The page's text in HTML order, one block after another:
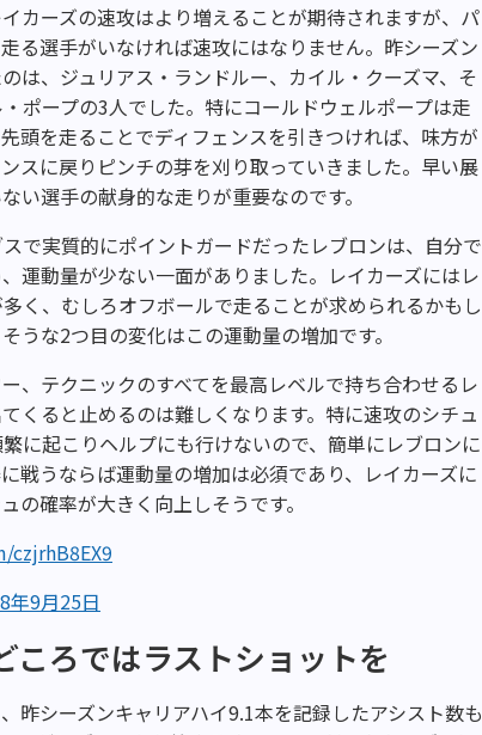
カーズの速攻はより増えることが期待されますが、パ
る選手がいなければ速攻にはなりません。昨シーズン
は、ジュリアス・ランドルー、カイル・クーズマ、そ
ポープの3人でした。特にコールドウェルポープは走
頭を走ることでディフェンスを引きつければ、味方が
スに戻りピンチの芽を刈り取っていきました。早い展
い選手の献身的な走りが重要なのです。
で実質的にポイントガードだったレブロンは、自分で
運動量が少ない一面がありました。レイカーズにはレ
く、むしろオフボールで走ることが求められるかもし
うな2つ目の変化はこの運動量の増加です。
、テクニックのすべてを最高レベルで持ち合わせるレ
くると止めるのは難しくなります。特に速攻のシチュ
に起こりヘルプにも行けないので、簡単にレブロンに
戦うならば運動量の増加は必須であり、レイカーズに
の確率が大きく向上しそうです。
年9月25日
ころではラストショットを
昨シーズンキャリアハイ9.1本を記録したアシスト数も